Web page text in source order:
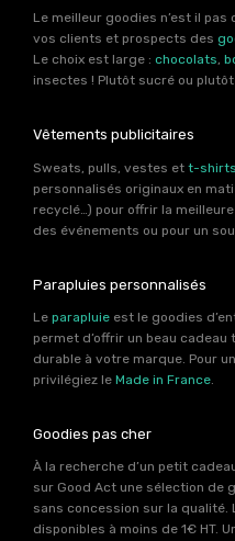
Le meilleur goodies n’est il pas
vos clients et prospects des
Le choix est large : chocolats,
insectes ! Plutôt sucré ou plutôt
Vêtements publicitaires
Sweats, pulls, vestes et t-
personnalisés originaux en
recyclé…) pour offrir la
des événements ou pour un
Parapluies personnalisés
Le parapluie est le goodies
permet d’offrir un beau
durable à votre marque. Pour
privilégiez le Made in France.
Goodies pas cher
À la recherche d’un petit
sur Good Act une sélection de
sans concession sur la
disponibles à moins de 1€ HT.